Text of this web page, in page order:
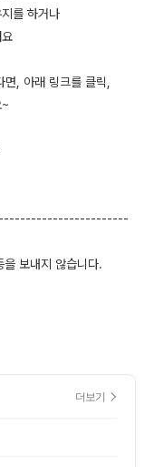
를 하거나
면, 아래 링크를 클릭,
더보기